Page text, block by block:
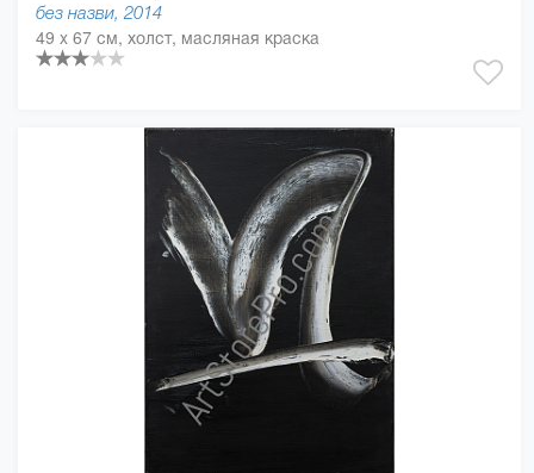
без назви, 2014
49 x 67 см, холст, масляная краска